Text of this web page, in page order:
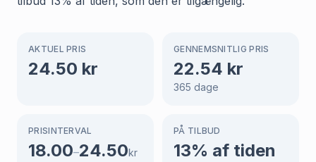
AKTUEL PRIS
24.50 kr
GENNEMSNITLIG PRIS
22.54 kr
365 dage
PRISINTERVAL
18.00–24.50kr
PÅ TILBUD
13% af tiden